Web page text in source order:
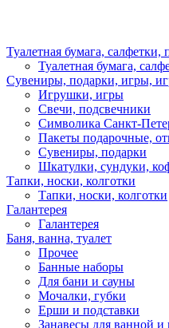
Туалетная бумага,
Туалетная бумага,
Сувениры, подарки, игры,
Игрушки, игры
Свечи, подсвечники
Символика Санкт-
Пакеты подарочные,
Сувениры, подарки
Шкатулки, сундуки,
Тапки, носки, колготки
Тапки, носки, колготки
Галантерея
Галантерея
Баня, ванна, туалет
Прочее
Банные наборы
Для бани и сауны
Мочалки, губки
Ерши и подставки
Занавесы для ванной и